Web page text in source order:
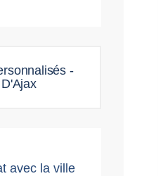
-
avec la ville